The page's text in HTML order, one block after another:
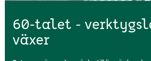
60-talet -
växer